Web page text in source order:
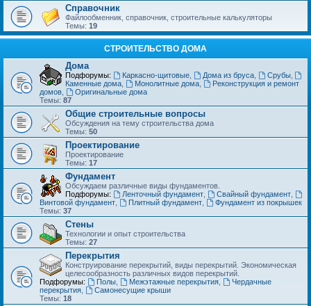
Справочник
Файлообменник, справочник, строительные калькуляторы
Темы: 19
СТРОИТЕЛЬСТВО ДОМА
Дома
Подфорумы: Каркасно-щитовые, Дома из бруса, Срубы,
Каменные дома
Монолитные дома,
Реконструкция и ремонт
домов
Оригинальные дома
Темы: 87
Общие строительные вопросы
Обсуждения на тему строительства дома
Темы: 50
Проектирование
Проектирование
Темы: 17
Фундамент
Обсуждаем различные виды фундаментов.
Подфорумы:
Ленточный фундамент, Свайный фундамент,
Винтовой фундамент
Плитный фундамент,
Фундамент из покрышек
Темы: 37
Стены
Технологии и опыт строительства
Темы: 27
Перекрытия
Конструирование перекрытий, виды перекрытий. Экономическая
целесообразность различных видов перекрытий.
Подфорумы:
Полы, Межэтажные перекрытия,
Чердачные
перекрытия
Самонесущие крыши
Темы: 18